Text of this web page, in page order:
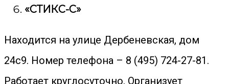
«СТИКС-С»
Находится на улице Дербеневская, дом
24с9. Номер телефона – 8 (495) 724-27-81.
Работает круглосуточно. Организует